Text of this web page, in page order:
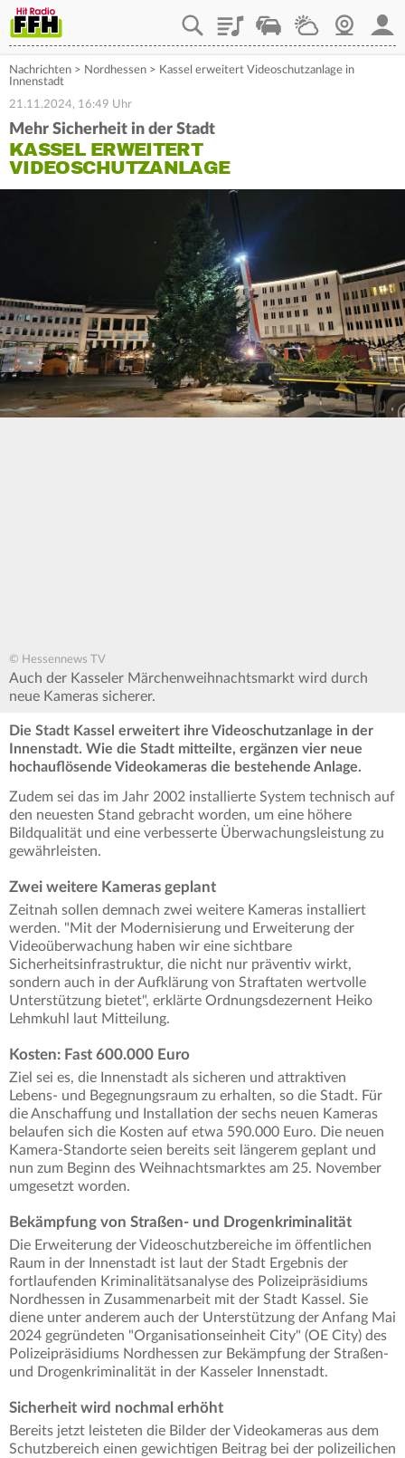
PlaylistStaupilotWetterWebcam
Nachrichten > Nordhessen > Kassel erweitert Videoschutzanlage in
Innenstadt
21.11.2024, 16:49 Uhr
Mehr Sicherheit in der Stadt
KASSEL ERWEITERT
VIDEOSCHUTZANLAGE
© Hessennews TV
Auch der Kasseler Märchenweihnachtsmarkt wird durch
neue Kameras sicherer.
Die Stadt Kassel erweitert ihre Videoschutzanlage in der
Innenstadt. Wie die Stadt mitteilte, ergänzen vier neue
hochauflösende Videokameras die bestehende Anlage.
Zudem sei das im Jahr 2002 installierte System technisch auf
den neuesten Stand gebracht worden, um eine höhere
Bildqualität und eine verbesserte Überwachungsleistung zu
gewährleisten.
Zwei weitere Kameras geplant
Zeitnah sollen demnach zwei weitere Kameras installiert
werden. "Mit der Modernisierung und Erweiterung der
Videoüberwachung haben wir eine sichtbare
Sicherheitsinfrastruktur, die nicht nur präventiv wirkt,
sondern auch in der Aufklärung von Straftaten wertvolle
Unterstützung bietet", erklärte Ordnungsdezernent Heiko
Lehmkuhl laut Mitteilung.
Kosten: Fast 600.000 Euro
Ziel sei es, die Innenstadt als sicheren und attraktiven
Lebens- und Begegnungsraum zu erhalten, so die Stadt. Für
die Anschaffung und Installation der sechs neuen Kameras
belaufen sich die Kosten auf etwa 590.000 Euro. Die neuen
Kamera-Standorte seien bereits seit längerem geplant und
nun zum Beginn des Weihnachtsmarktes am 25. November
umgesetzt worden.
Bekämpfung von Straßen- und Drogenkriminalität
Die Erweiterung der Videoschutzbereiche im öffentlichen
Raum in der Innenstadt ist laut der Stadt Ergebnis der
fortlaufenden Kriminalitätsanalyse des Polizeipräsidiums
Nordhessen in Zusammenarbeit mit der Stadt Kassel. Sie
diene unter anderem auch der Unterstützung der Anfang Mai
2024 gegründeten "Organisationseinheit City" (OE City) des
Polizeipräsidiums Nordhessen zur Bekämpfung der Straßen-
und Drogenkriminalität in der Kasseler Innenstadt.
Sicherheit wird nochmal erhöht
Bereits jetzt leisteten die Bilder der Videokameras aus dem
Schutzbereich einen gewichtigen Beitrag bei der polizeilichen